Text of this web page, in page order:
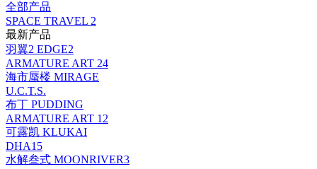
全部产品
SPACE TRAVEL 2
最新产品
羽翼2 EDGE2
ARMATURE ART 24
海市蜃楼 MIRAGE
U.C.T.S.
布丁 PUDDING
ARMATURE ART 12
可露凯 KLUKAI
DHA15
水解叁式 MOONRIVER3